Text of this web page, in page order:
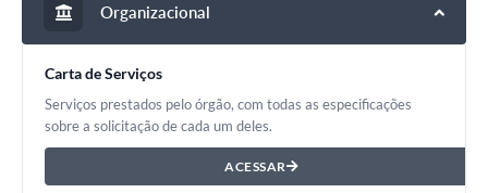
Organizacional
Carta de Serviços
Serviços prestados pelo órgão, com todas as especificações
sobre a solicitação de cada um deles.
ACESSAR